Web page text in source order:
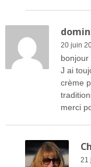
20 juin
bonjour
J ai
crème
merci
21